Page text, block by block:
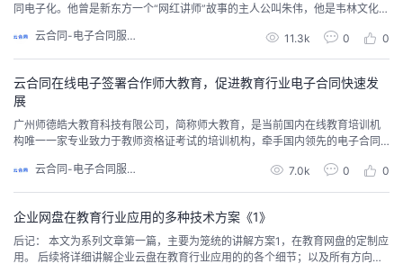
同电子化。他曾是新东方一个“网红讲师”故事的主人公叫朱伟，他是韦林文化C
“名不副实”的英文老师，因为他的背景专业并非英语专业，但他的英文能力极
强，美音和英音之间切换自如。他讲课幽默风趣，段子层出不穷，笑称自己是
云合同-电子合同服务 11.3k 0 0
云合同在线电子签署合作师大教育，促进教育行业电子合同快速发
展
广州师德皓大教育科技有限公司，简称师大教育，是当前国内在线教育培训机
构唯一一家专业致力于教师资格证考试的培训机构，牵手国内领先的电子合同
云合同-电子合同服务
7.0k 0 0
企业网盘在教育行业应用的多种技术方案《1》
后记： 本文为系列文章第一篇，主要为笼统的讲解方案1，在教育网盘的定制应
用。 后续将详细讲解企业云盘在教育行业应用的的各个细节；以及所有方向的